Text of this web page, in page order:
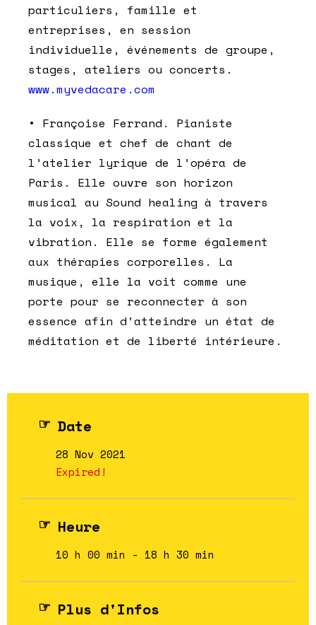
particuliers, famille et
entreprises, en session
individuelle, événements de groupe,
stages, ateliers ou concerts.
www.myvedacare.com
• Françoise Ferrand. Pianiste
classique et chef de chant de
l’atelier lyrique de l’opéra de
Paris. Elle ouvre son horizon
musical au Sound healing à travers
la voix, la respiration et la
vibration. Elle se forme également
aux thérapies corporelles. La
musique, elle la voit comme une
porte pour se reconnecter à son
essence afin d’atteindre un état de
méditation et de liberté intérieure.
Date
28 Nov 2021
Expired!
Heure
10 h 00 min - 18 h 30 min
Plus d'Infos